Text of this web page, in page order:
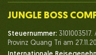
Unser Team
Leben bei Jungle Boss
JUNGLE BOSS
Steuernummer:
Provinz Quang Tri am